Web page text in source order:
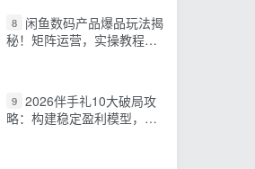
8
闲鱼数码产品爆品玩法揭
秘！矩阵运营，实操教程助
9 2026伴手礼10大破局攻
略：构建稳定盈利模型，打